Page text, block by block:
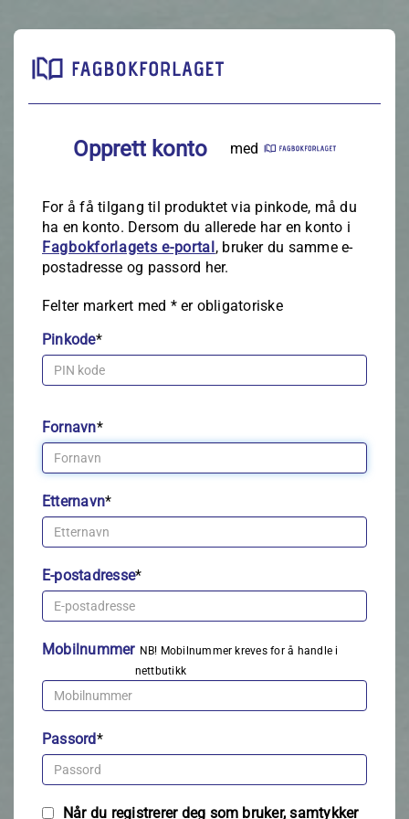
Opprett konto med
For å få tilgang til produktet via pinkode, må du
ha en konto. Dersom du allerede har en konto i
Fagbokforlagets e‑portal, bruker du samme e-
postadresse og passord her.
Felter markert med *er obligatoriske
Pinkode*
Fornavn*
Etternavn*
E-postadresse*
Mobilnummer NB! Mobilnummer kreves for å handle i
nettbutikk
Passord*
Når du registrerer deg som bruker, samtykker